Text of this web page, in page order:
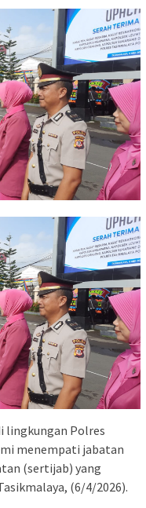
lingkungan Polres
menempati jabatan
(sertijab) yang
(6/4/2026).